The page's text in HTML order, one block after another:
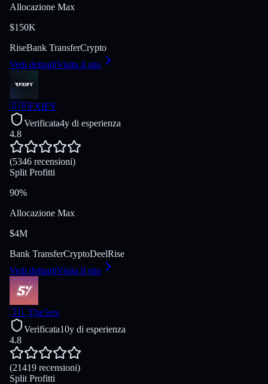
Allocazione Max
$150K
RiseBank TransferCrypto
Vedi dettagliVisita il sito
🇬🇧FXIFY
Verificata4y di esperienza
4.8
(5346 recensioni)
Split Profitti
90%
Allocazione Max
$4M
Bank TransferCryptoDeelRise
Vedi dettagliVisita il sito
🇮🇱The5ers
Verificata10y di esperienza
4.8
(21419 recensioni)
Split Profitti